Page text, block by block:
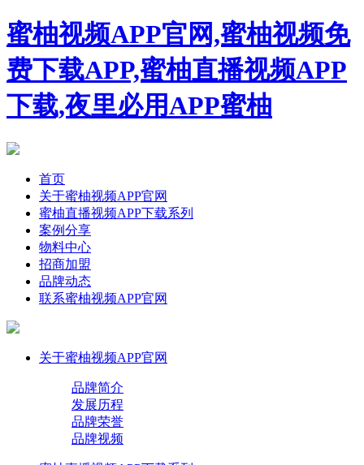
蜜柚视频APP官网,蜜柚视频免
费下载APP,蜜柚直播视频APP
下载,夜里必用APP蜜柚
首页
关于蜜柚视频APP官网
蜜柚直播视频APP下载系列
案例分享
物料中心
招商加盟
品牌动态
联系蜜柚视频APP官网
关于蜜柚视频APP官网
品牌简介
发展历程
品牌荣誉
品牌视频